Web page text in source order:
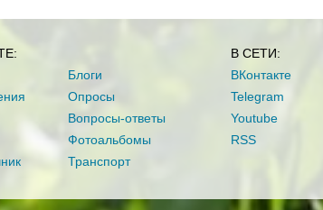
Блоги
Опросы
Вопросы-ответы
Фотоальбомы
Транспорт
В СЕТИ:
ВКонтакте
Telegram
Youtube
RSS